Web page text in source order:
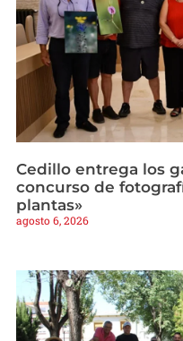
Cedillo entrega los
concurso de
plantas»
agosto 6, 2026